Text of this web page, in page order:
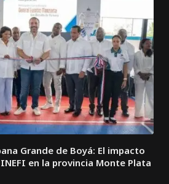
Grande de Boyá: El impacto
en la provincia Monte Plata